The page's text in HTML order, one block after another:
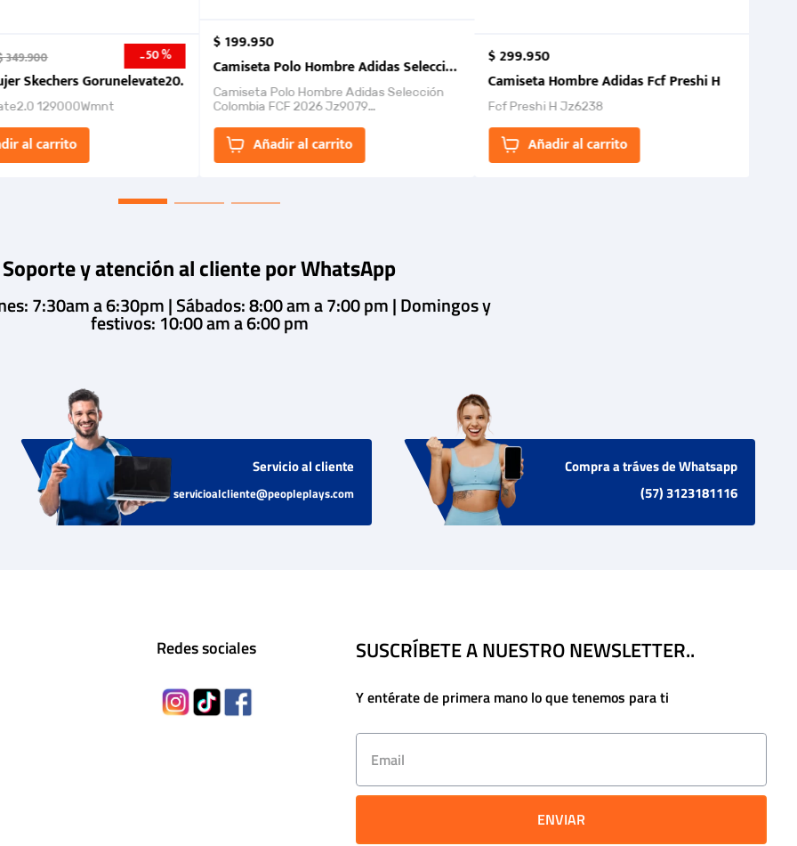
2026
349.900 -50 %
Skechers Gorunelevate20.
129000Wmnt
al carrito
$199.950
Camiseta Polo Hombre Adidas Selección Colombia FCF 2026.
Camiseta Polo Hombre Adidas Selección
Colombia FCF 2026 Jz9079
un estilo de...Añadir al carrito
$299.950
Camiseta Hombre Adidas Fcf Preshi H
Fcf Preshi H Jz6238
Añadir al carrito
Soporte y atención al cliente por WhatsApp
7:30am a 6:30pm | Sábados: 8:00 am a 7:00 pm | Domingos y
festivos: 10:00 am a 6:00 pm
Servicio al cliente
servicioalcliente@peopleplays.com
Compra a tráves de Whatsapp
(57) 3123181116
Redes sociales SUSCRÍBETE A NUESTRO NEWSLETTER..
Y entérate de primera mano lo que tenemos para ti
ENVIAR